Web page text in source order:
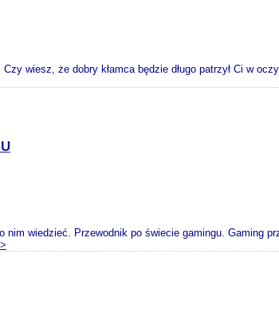
wiesz, że dobry kłamca będzie długo patrzył Ci w
wiedzieć. Przewodnik po świecie gamingu. Gaming